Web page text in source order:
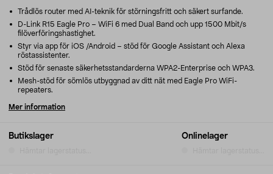
Butikslager Onlinelager
Trådlös router med AI-teknik för störningsfritt och säkert surfande.
D-Link R15 Eagle Pro – WiFi 6 med Dual Band och upp 1500 Mbit/s
filöverföringshastighet.
Styr via app för iOS /Android – stöd för Google Assistant och Alexa
röstassistenter.
Stöd för senaste säkerhetsstandarderna WPA2-Enterprise och WPA3.
Mesh-stöd för sömlös utbyggnad av ditt nät med Eagle Pro WiFi-
repeaters.
Mer information